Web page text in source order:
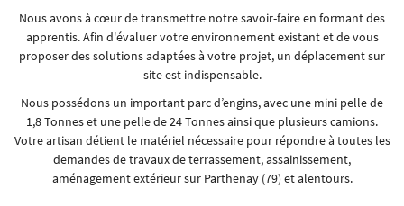
Nous avons à cœur de transmettre notre savoir-faire en formant des
apprentis. Afin d'évaluer votre environnement existant et de vous
proposer des solutions adaptées à votre projet, un déplacement sur
site est indispensable.
Nous possédons un important parc d’engins, avec une mini pelle de
1,8 Tonnes et une pelle de 24 Tonnes ainsi que plusieurs camions.
Votre artisan détient le matériel nécessaire pour répondre à toutes les
demandes de travaux de terrassement, assainissement,
aménagement extérieur sur Parthenay (79) et alentours.